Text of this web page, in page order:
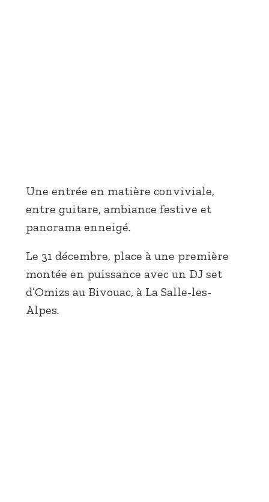
Une entrée en matière conviviale,
entre guitare, ambiance festive et
panorama enneigé.
Le 31 décembre, place à une première
montée en puissance avec un DJ set
d’Omizs au Bivouac, à La Salle-les-
Alpes.